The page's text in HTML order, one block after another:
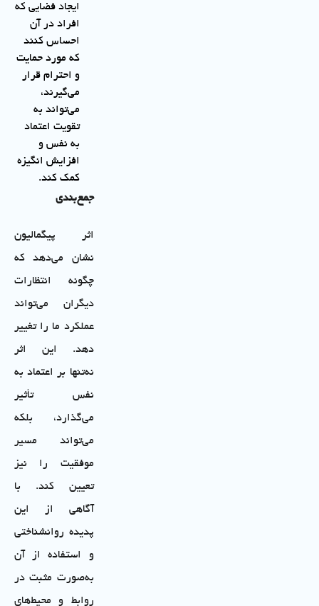
ایجاد فضایی که
افراد در آن
احساس کنند
که مورد حمایت
و احترام قرار
می‌گیرند،
می‌تواند به
تقویت اعتماد
به نفس و
افزایش انگیزه
کمک کند.
جمع‌بندی
اثر پیگمالیون
نشان می‌دهد که
چگونه انتظارات
دیگران می‌تواند
عملکرد ما را تغییر
دهد. این اثر
نه‌تنها بر اعتماد به
نفس تأثیر
می‌گذارد، بلکه
می‌تواند مسیر
موفقیت را نیز
تعیین کند. با
آگاهی از این
پدیده روانشناختی
و استفاده از آن
به‌صورت مثبت در
روابط و محیط‌های